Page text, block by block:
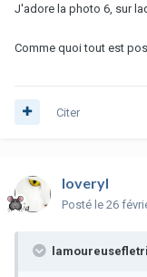
J'adore la photo 6, sur
Comme quoi tout est
Citer
loveryl
Posté le 26